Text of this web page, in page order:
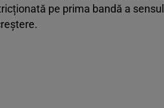
pe prima bandă a